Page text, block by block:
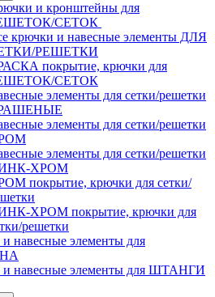
и кронштейны для
СЕТОК
крючки и навесные элементы ДЛЯ
РЕШЕТКИ
покрытие, крючки для
СЕТОК
элементы для сетки/решетки
элементы для сетки/решетки
элементы для сетки/решетки
ХРОМ
покрытие, крючки для сетки/
ХРОМ покрытие, крючки для
решетки
навесные элементы для
навесные элементы для ШТАНГИ